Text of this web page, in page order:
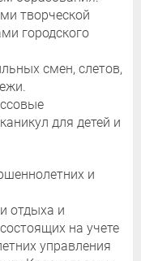
творческой
городского
смен, слетов,
для детей и
и
отдыха и
на учете
управления